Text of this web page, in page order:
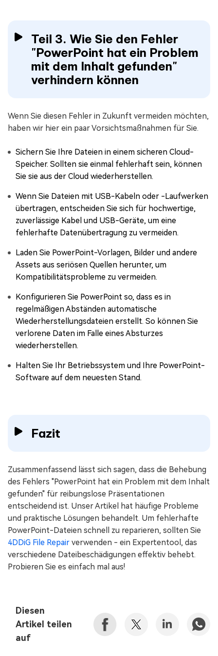
Teil 3. Wie Sie den Fehler
"PowerPoint hat ein Problem
mit dem Inhalt gefunden"
verhindern können
Wenn Sie diesen Fehler in Zukunft vermeiden möchten,
haben wir hier ein paar Vorsichtsmaßnahmen für Sie.
Sichern Sie Ihre Dateien in einem sicheren Cloud-
Speicher. Sollten sie einmal fehlerhaft sein, können
Sie sie aus der Cloud wiederherstellen.
Wenn Sie Dateien mit USB-Kabeln oder -Laufwerken
übertragen, entscheiden Sie sich für hochwertige,
zuverlässige Kabel und USB-Geräte, um eine
fehlerhafte Datenübertragung zu vermeiden.
Laden Sie PowerPoint-Vorlagen, Bilder und andere
Assets aus seriösen Quellen herunter, um
Kompatibilitätsprobleme zu vermeiden.
Konfigurieren Sie PowerPoint so, dass es in
regelmäßigen Abständen automatische
Wiederherstellungsdateien erstellt. So können Sie
verlorene Daten im Falle eines Absturzes
wiederherstellen.
Halten Sie Ihr Betriebssystem und Ihre PowerPoint-
Software auf dem neuesten Stand.
Fazit
Zusammenfassend lässt sich sagen, dass die Behebung
des Fehlers "PowerPoint hat ein Problem mit dem Inhalt
gefunden" für reibungslose Präsentationen
entscheidend ist. Unser Artikel hat häufige Probleme
und praktische Lösungen behandelt. Um fehlerhafte
PowerPoint-Dateien schnell zu reparieren, sollten Sie
4DDiG File Repair verwenden - ein Expertentool, das
verschiedene Dateibeschädigungen effektiv behebt.
Probieren Sie es einfach mal aus!
Diesen
Artikel teilen
auf